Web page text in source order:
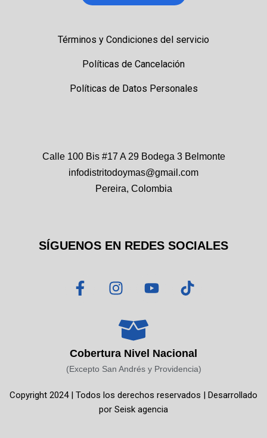
Términos y Condiciones del servicio
Políticas de Cancelación
Políticas de Datos Personales
Calle 100 Bis #17 A 29 Bodega 3 Belmonte
infodistritodoymas@gmail.com
Pereira, Colombia
SÍGUENOS EN REDES SOCIALES
F
a
o
o
-
I
n
t
a
g
r
m
Y
o
b
e
T
i
k
Cobertura Nivel Nacional
(Excepto San Andrés y Providencia)
Copyright 2024 | Todos los derechos reservados | Desarrollado
por Seisk agencia